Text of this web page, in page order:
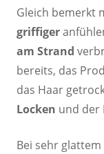
Gleich bemerkt
griffiger
am Strand
bereits, das
das Haar
Locken und der
Bei sehr